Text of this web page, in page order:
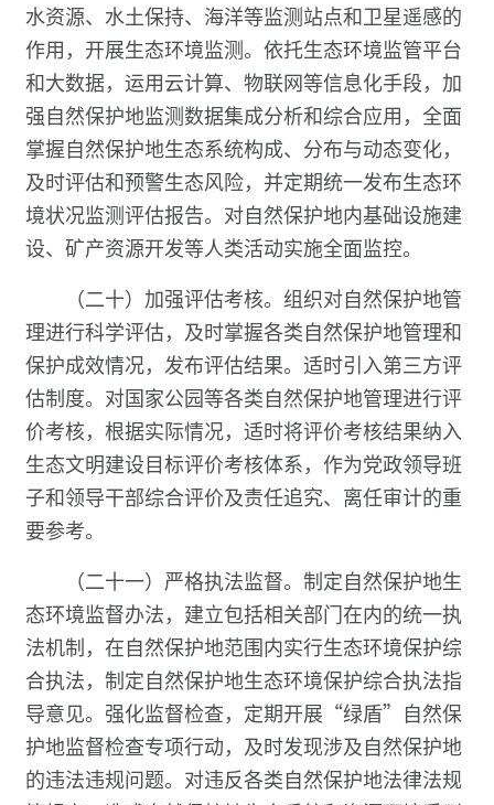
水资源、水土保持、海洋等监测站点和卫星遥感的
作用，开展生态环境监测。依托生态环境监管平台
和大数据，运用云计算、物联网等信息化手段，加
强自然保护地监测数据集成分析和综合应用，全面
掌握自然保护地生态系统构成、分布与动态变化，
及时评估和预警生态风险，并定期统一发布生态环
境状况监测评估报告。对自然保护地内基础设施建
设、矿产资源开发等人类活动实施全面监控。
（二十）加强评估考核。组织对自然保护地管
理进行科学评估，及时掌握各类自然保护地管理和
保护成效情况，发布评估结果。适时引入第三方评
估制度。对国家公园等各类自然保护地管理进行评
价考核，根据实际情况，适时将评价考核结果纳入
生态文明建设目标评价考核体系，作为党政领导班
子和领导干部综合评价及责任追究、离任审计的重
要参考。
（二十一）严格执法监督。制定自然保护地生
态环境监督办法，建立包括相关部门在内的统一执
法机制，在自然保护地范围内实行生态环境保护综
合执法，制定自然保护地生态环境保护综合执法指
导意见。强化监督检查，定期开展“绿盾”自然保
护地监督检查专项行动，及时发现涉及自然保护地
的违法违规问题。对违反各类自然保护地法律法规